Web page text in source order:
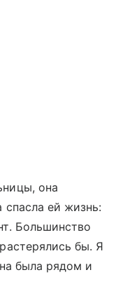
она
спасла ей жизнь:
Большинство
бы. Я
была рядом и